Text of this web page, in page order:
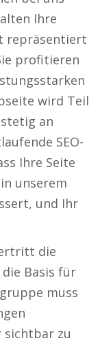
Ihre
repräsentiert
profitieren
wird Teil
an
SEO-
Ihre Seite
unserem
und Ihr
die
Basis für
muss
sichtbar zu